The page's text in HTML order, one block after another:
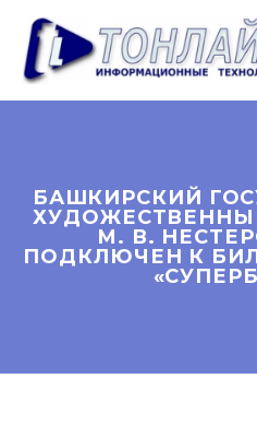
БАШКИРСКИЙ
М. В.
ПОДКЛЮЧЕН К